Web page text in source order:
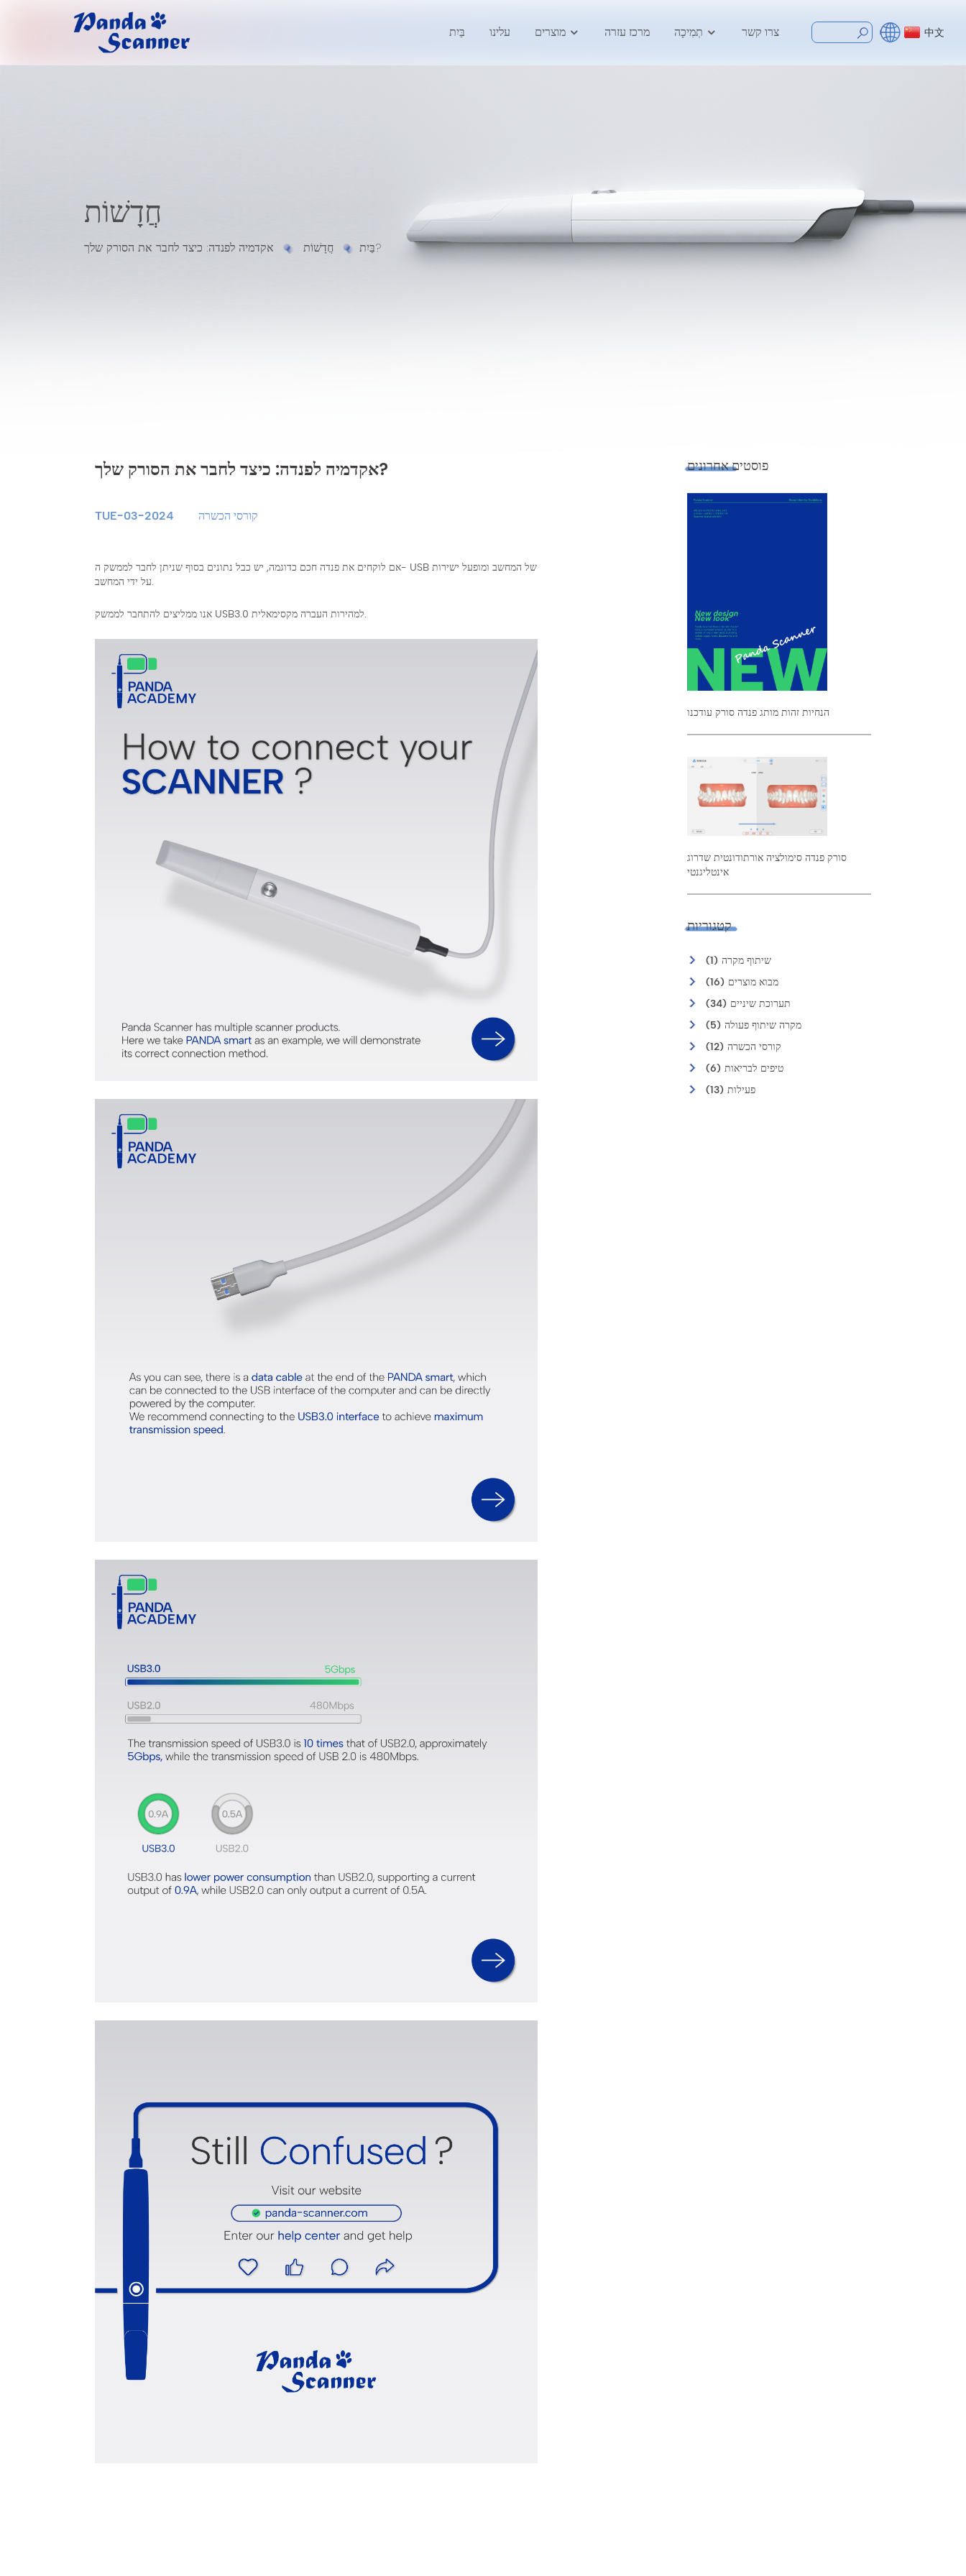
בַּיִת עלינו מוצרים מרכז עזרה תְמִיכָה צרו קשר 中文
חֲדָשׁוֹת
בַּיִת חֲדָשׁוֹת אקדמיה לפנדה: כיצד לחבר את הסורק שלך?
אקדמיה לפנדה: כיצד לחבר את הסורק שלך?
TUE-03-2024 קורסי הכשרה
אם לוקחים את פנדה חכם כדוגמה, יש כבל נתונים בסוף שניתן לחבר לממשק ה- USB של המחשב ומופעל ישירות
פוסטים אחרונים
הנחיות זהות מותג פנדה סורק עודכנו
סורק פנדה סימולציה אורתודונטית שדרוג
אינטליגנטי
קטגוריות
שיתוף מקרה (1)
מבוא מוצרים (16)
תערוכת שיניים (34)
מקרה שיתוף פעולה (5)
קורסי הכשרה (12)
טיפים לבריאות (6)
פעילות (13)